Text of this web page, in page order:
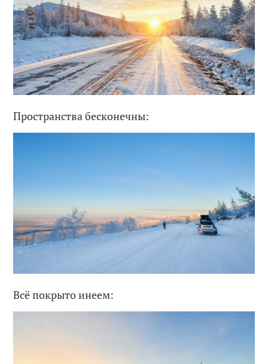
Пространства бесконечны:
Всё покрыто инеем: